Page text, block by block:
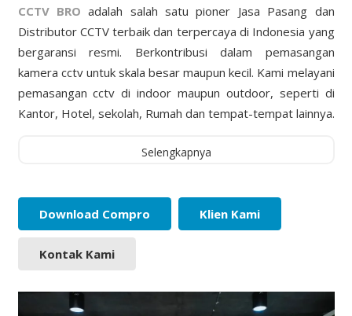
CCTV BRO adalah salah satu pioner Jasa Pasang dan
Distributor CCTV terbaik dan terpercaya di Indonesia yang
bergaransi resmi. Berkontribusi dalam pemasangan
kamera cctv untuk skala besar maupun kecil. Kami melayani
pemasangan cctv di indoor maupun outdoor, seperti di
Kantor, Hotel, sekolah, Rumah dan tempat-tempat lainnya.
Selengkapnya
Download Compro Klien Kami
Kontak Kami